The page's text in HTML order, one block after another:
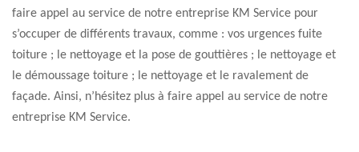
faire appel au service de notre entreprise KM Service pour
s’occuper de différents travaux, comme : vos urgences fuite
toiture ; le nettoyage et la pose de gouttières ; le nettoyage et
le démoussage toiture ; le nettoyage et le ravalement de
façade. Ainsi, n’hésitez plus à faire appel au service de notre
entreprise KM Service.